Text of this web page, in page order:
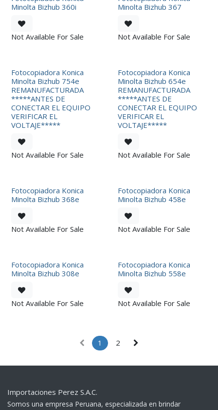
Minolta Bizhub 360i
Not Available For Sale
Minolta Bizhub 367
Not Available For Sale
Fotocopiadora Konica
Minolta Bizhub 754e
REMANUFACTURADA
*****ANTES DE
CONECTAR EL EQUIPO
VERIFICAR EL
VOLTAJE*****
Not Available For Sale
Fotocopiadora Konica
Minolta Bizhub 654e
REMANUFACTURADA
*****ANTES DE
CONECTAR EL EQUIPO
VERIFICAR EL
VOLTAJE*****
Not Available For Sale
Fotocopiadora Konica
Minolta Bizhub 368e
Not Available For Sale
Fotocopiadora Konica
Minolta Bizhub 458e
Not Available For Sale
Fotocopiadora Konica
Minolta Bizhub 308e
Not Available For Sale
Fotocopiadora Konica
Minolta Bizhub 558e
Not Available For Sale
1 2
Importaciones Perez S.A.C.
Somos una empresa Peruana, especializada en brindar